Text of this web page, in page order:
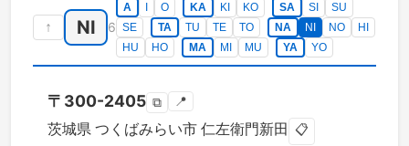
↑ NI 6
A O KA KI KO SA SI
SU
SE
TA TU TE TO NA NI NO
HI
HU
HO MA MI MU YA YO
〒 300-2405 ⧉ 📍
茨城県 つくばみらい市 仁左衛門新田 📋